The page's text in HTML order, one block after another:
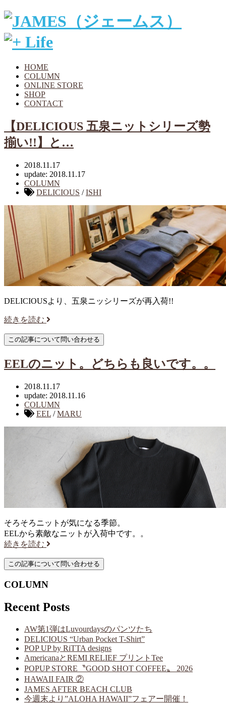
HOME
COLUMN
ONLINE STORE
SHOP
CONTACT
【DELICIOUS 五泉ニットシリーズ勢
揃い!!】と…
2018.11.17
update: 2018.11.17
COLUMN
DELICIOUS /ISHI
DELICIOUSより、五泉ニッシリーズが再入荷!!
続きを読む
EELのニット。どちらも良いです。。
2018.11.17
update: 2018.11.16
COLUMN
EEL /MARU
そろそろニットが気になる季節。
EELから素敵なニットが入荷中です。。
続きを読む
COLUMN
Recent Posts
AW第1弾はLuvourdaysのパンツたち
DELICIOUS “Urban Pocket T-Shirt”
POP UP by RiTTA designs
AmericanaとREMI RELIEF プリントTee
POPUP STORE〝GOOD SHOT COFFEE〟 2026
HAWAII FAIR ②
JAMES AFTER BEACH CLUB
今週末より”ALOHA HAWAII”フェアー開催！